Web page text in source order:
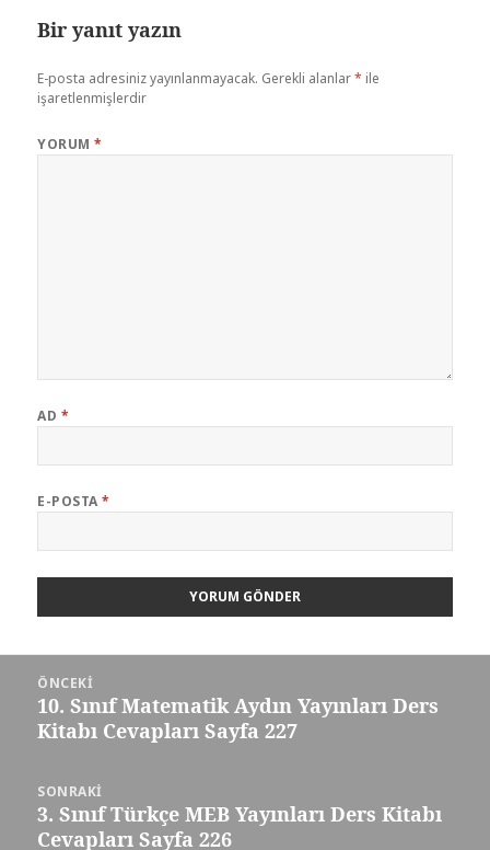
Bir yanıt yazın
E-posta adresiniz yayınlanmayacak. Gerekli alanlar* ile
işaretlenmişlerdir
YORUM*
AD *
E-POSTA*
gezinmesi
ÖNCEKI
Önceki
yazı:
10. Sınıf Matematik Aydın Yayınları Ders
Kitabı Cevapları Sayfa 227
SONRAKI
Sonraki
yazı:
3. Sınıf Türkçe MEB Yayınları Ders Kitabı
Cevapları Sayfa 226